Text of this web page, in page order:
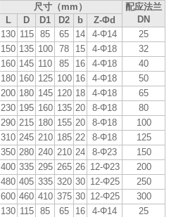
尺寸（mm）
配应法兰
DN
L D D1 D2 b Z-Φd
130 115 85 65 14 4-Φ14
25
150 135 100 78 15 4-Φ18
32
160 145 110 85 16 4-Φ18
40
180 160 125 100 16 4-Φ18
50
200 180 145 120 18 4-Φ18
65
230 195 160 135 20 8-Φ18
80
290 215 180 155 20 8-Φ18
100
310 245 210 185 22 8-Φ18
125
350 280 240 210 24 8-Φ23
150
400 335 295 265 26 12-Φ23
200
480 405 335 320 30 12-Φ25
250
600 460 410 375 30 12-Φ25 300
130 115 85 65 16 4-Φ14
25